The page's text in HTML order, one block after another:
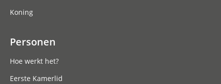
Koning
Personen
Hoe werkt het?
Eerste Kamerlid